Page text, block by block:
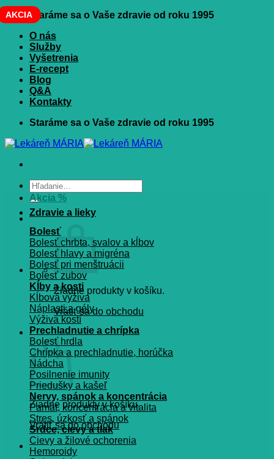
Skip
to
content
Staráme sa o Vaše zdravie od roku 1995
O nás
Služby
Vyšetrenia
E-recept
Blog
Q&A
Kontakty
Staráme sa o Vaše zdravie od roku 1995
Hľadať:
Žiadne produkty v košíku.
Vrátiť sa do obchodu
Košík
Žiadne produkty v košíku.
Vrátiť sa do obchodu
Akcia %
Zdravie a lieky
Bolesť
Bolesť chrbta, svalov a kĺbov
Bolesť hlavy a migréna
Bolesť pri menštruácii
Bolesť zubov
Kĺby a kosti
Kĺbová výživa
Náplasti a gély
Výživa kostí
Prechladnutie a chrípka
Bolesť hrdla
Chrípka a prechladnutie, horúčka
Nádcha
Posilnenie imunity
Priedušky a kašeľ
Nervy, spánok a koncentrácia
Pamät, koncentrácia a vitalita
Stres, úzkosť a spánok
Srdce, cievy a tlak
Cievy a žilové ochorenia
Hemoroidy
AKCIA